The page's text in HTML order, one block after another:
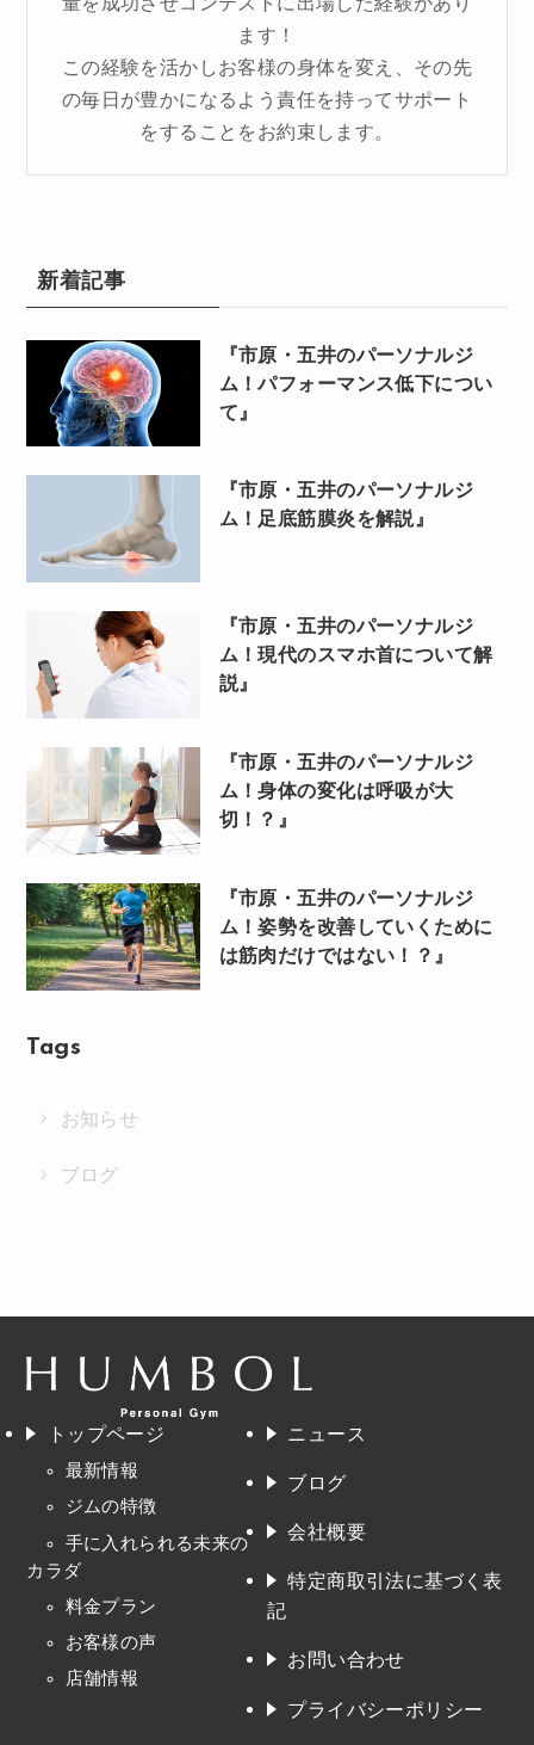
ます！
この経験を活かしお客様の身体を変え、その先
の毎日が豊かになるよう責任を持ってサポート
をすることをお約束します。
新着記事
『市原・五井のパーソナルジ
ム！パフォーマンス低下につい
て』
『市原・五井のパーソナルジ
ム！足底筋膜炎を解説』
『市原・五井のパーソナルジ
ム！現代のスマホ首について解
説』
『市原・五井のパーソナルジ
ム！身体の変化は呼吸が大
切！？』
『市原・五井のパーソナルジ
ム！姿勢を改善していくために
は筋肉だけではない！？』
Tags
お知らせ
ブログ
トップページ
最新情報
ジムの特徴
手に入れられる未来の
カラダ
料金プラン
お客様の声
店舗情報
ニュース
ブログ
会社概要
特定商取引法に基づく表
記
お問い合わせ
プライバシーポリシー